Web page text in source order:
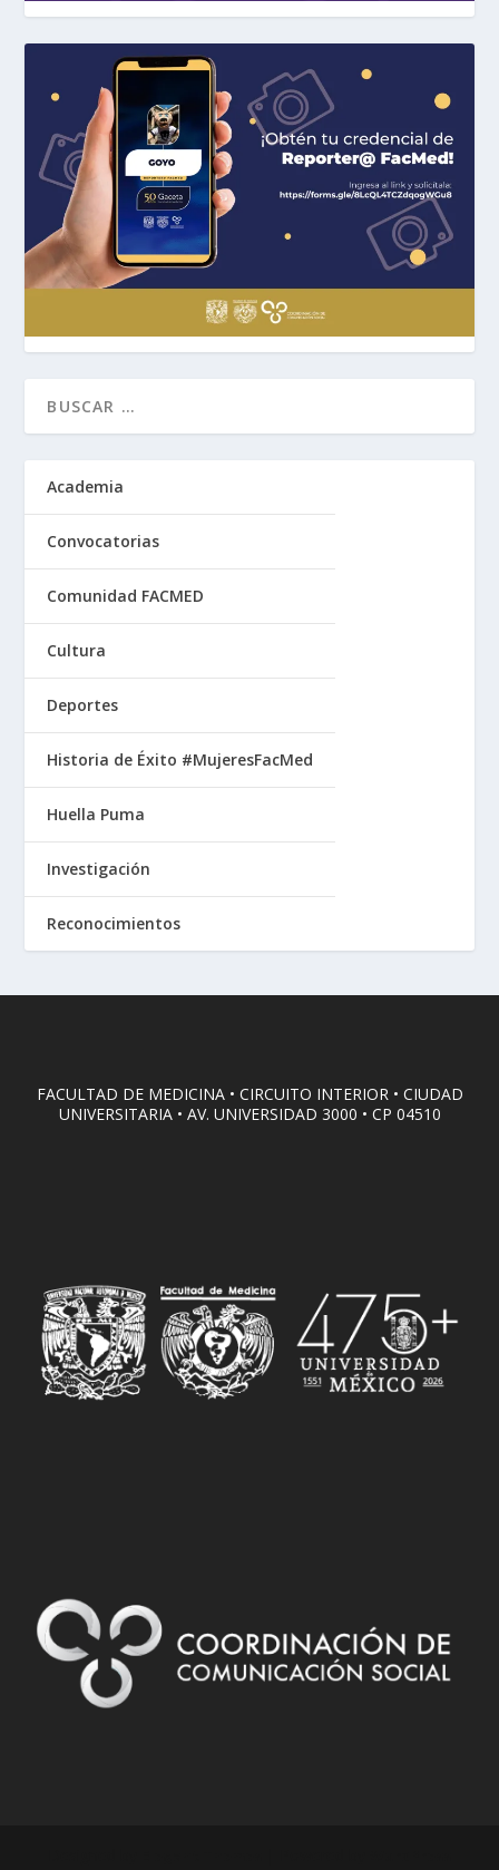
Academia
Convocatorias
Comunidad FACMED
Cultura
Deportes
Historia de Éxito #MujeresFacMed
Huella Puma
Investigación
Reconocimientos
FACULTAD DE MEDICINA • CIRCUITO INTERIOR • CIUDAD
UNIVERSITARIA • AV. UNIVERSIDAD 3000 • CP 04510